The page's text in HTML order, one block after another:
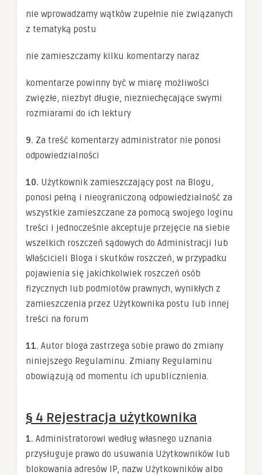
nie wprowadzamy wątków zupełnie nie związanych
z tematyką postu
nie zamieszczamy kilku komentarzy naraz
komentarze powinny być w miarę możliwości
zwięzłe, niezbyt długie, niezniechęcające swymi
rozmiarami do ich lektury
9. Za treść komentarzy administrator nie ponosi
odpowiedzialności
10. Użytkownik zamieszczający post na Blogu,
ponosi pełną i nieograniczoną odpowiedzialność za
wszystkie zamieszczane za pomocą swojego loginu
treści i jednocześnie akceptuje przejęcie na siebie
wszelkich roszczeń sądowych do Administracji lub
Właścicieli Bloga i skutków roszczeń, w przypadku
pojawienia się jakichkolwiek roszczeń osób
fizycznych lub podmiotów prawnych, wynikłych z
zamieszczenia przez Użytkownika postu lub innej
treści na forum
11. Autor bloga zastrzega sobie prawo do zmiany
niniejszego Regulaminu. Zmiany Regulaminu
obowiązują od momentu ich upublicznienia.
§ 4 Rejestracja użytkownika
1. Administratorowi według własnego uznania
przysługuje prawo do usuwania Użytkowników lub
blokowania adresów IP, nazw Użytkowników albo